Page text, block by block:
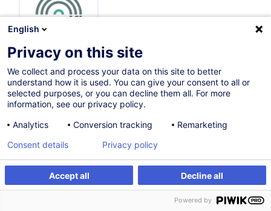
S'inscrire Formation sur mesure
18.09.2026
8h
Formation à distance
Cours du jour
English (UK)
English
Privacy on this site
We collect and process your data on this site to better
understand how it is used. You can give your consent to all or
selected purposes, or you can decline them all. For more
information, see our privacy policy.
Analytics
Conversion tracking Remarketing
Accept all Decline all
Consent details Privacy policy
Powered by